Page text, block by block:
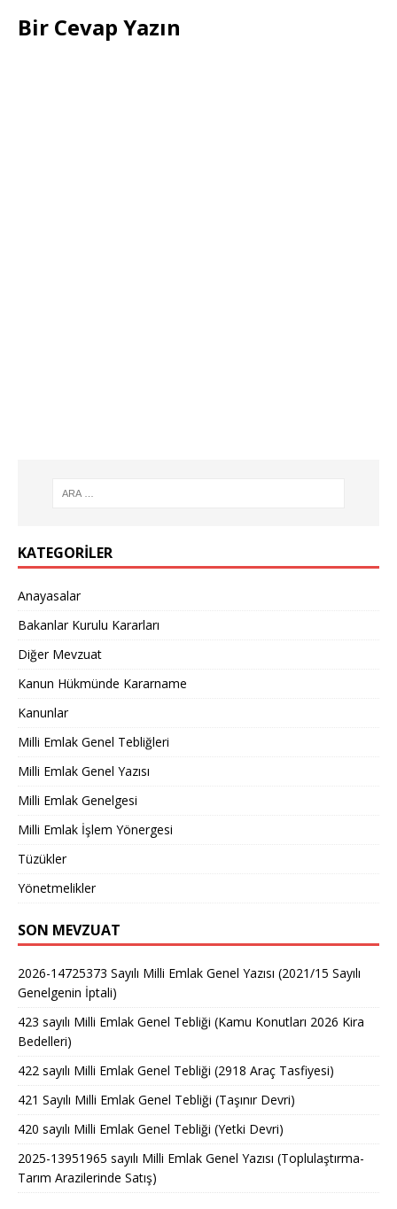
Bir Cevap Yazın
KATEGORILER
Anayasalar
Bakanlar Kurulu Kararları
Diğer Mevzuat
Kanun Hükmünde Kararname
Kanunlar
Milli Emlak Genel Tebliğleri
Milli Emlak Genel Yazısı
Milli Emlak Genelgesi
Milli Emlak İşlem Yönergesi
Tüzükler
Yönetmelikler
SON MEVZUAT
2026-14725373 Sayılı Milli Emlak Genel Yazısı (2021/15 Sayılı
Genelgenin İptali)
423 sayılı Milli Emlak Genel Tebliği (Kamu Konutları 2026 Kira
Bedelleri)
422 sayılı Milli Emlak Genel Tebliği (2918 Araç Tasfiyesi)
421 Sayılı Milli Emlak Genel Tebliği (Taşınır Devri)
420 sayılı Milli Emlak Genel Tebliği (Yetki Devri)
2025-13951965 sayılı Milli Emlak Genel Yazısı (Toplulaştırma-
Tarım Arazilerinde Satış)